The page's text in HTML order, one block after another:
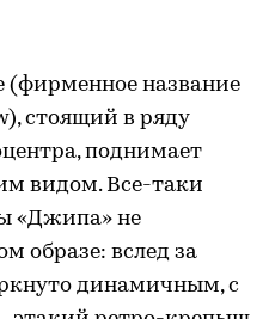
(фирменное название
стоящий в ряду
поднимает
видом. Все-таки
«Джипа» не
образе: вслед за
динамичным, с